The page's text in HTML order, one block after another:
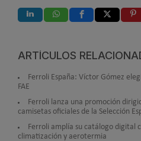
ARTÍCULOS
Ferroli España: Víctor Gómez
FAE
Ferroli lanza una promoción
camisetas oficiales de la Selección
Ferroli amplía su catálogo digital
climatización y aerotermia